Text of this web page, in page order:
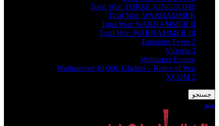
Total War: THREE KINGDOMS
Total War: WARHAMMER
Total War: WARHAMMER II
Total War: WARHAMMER III
Transport Fever 2
Victoria 3
Wallpaper Engine
Warhammer 40,000: Gladius – Relics of War
XCOM 2
جستجو
منو